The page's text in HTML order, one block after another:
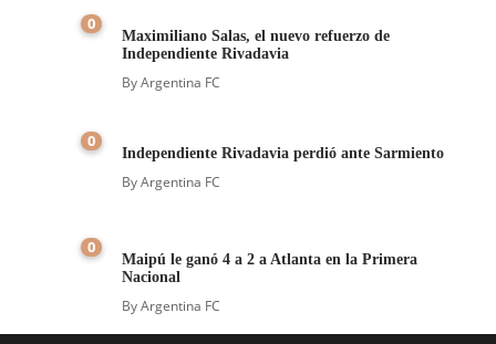
0
Maximiliano Salas, el nuevo refuerzo de
Independiente Rivadavia
ByArgentina FC
0
Independiente Rivadavia perdió ante Sarmiento
ByArgentina FC
0
Maipú le ganó 4 a 2 a Atlanta en la Primera
Nacional
ByArgentina FC